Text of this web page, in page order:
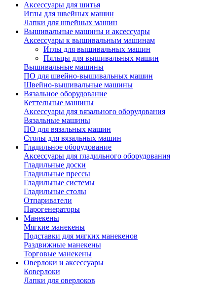
Аксессуары для шитья
Иглы для швейных машин
Лапки для швейных машин
Вышивальные машины и аксессуары
Аксессуары к вышивальным машинам
Иглы для вышивальных машин
Пяльцы для вышивальных машин
Вышивальные машины
ПО для швейно-вышивальных машин
Швейно-вышивальные машины
Вязальное оборудование
Кеттельные машины
Аксессуары для вязального оборудования
Вязальные машины
ПО для вязальных машин
Столы для вязальных машин
Гладильное оборудование
Аксессуары для гладильного оборудования
Гладильные доски
Гладильные прессы
Гладильные системы
Гладильные столы
Отпариватели
Парогенераторы
Манекены
Мягкие манекены
Подставки для мягких манекенов
Раздвижные манекены
Торговые манекены
Оверлоки и аксессуары
Коверлоки
Лапки для оверлоков